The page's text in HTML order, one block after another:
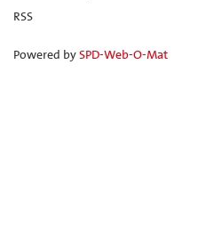
RSS
Powered bySPD-Web-O-Mat